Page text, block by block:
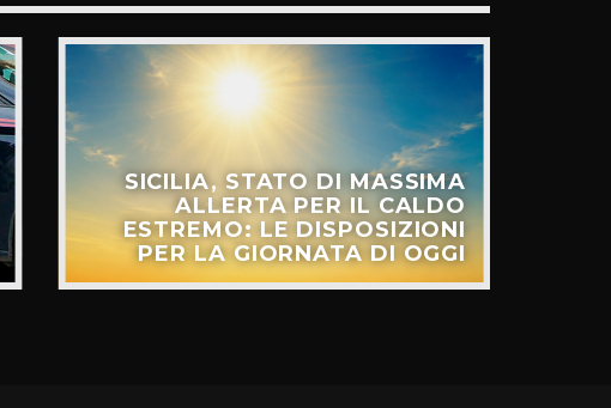
SICILIA, STATO DI MASSIMA
ALLERTA PER IL CALDO
ESTREMO: LE DISPOSIZIONI
PER LA GIORNATA DI OGGI